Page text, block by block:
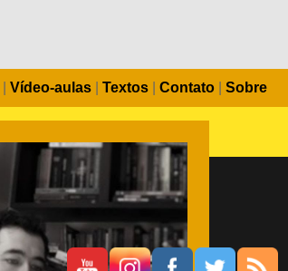
Vídeo-aulas Textos Contato Sobre